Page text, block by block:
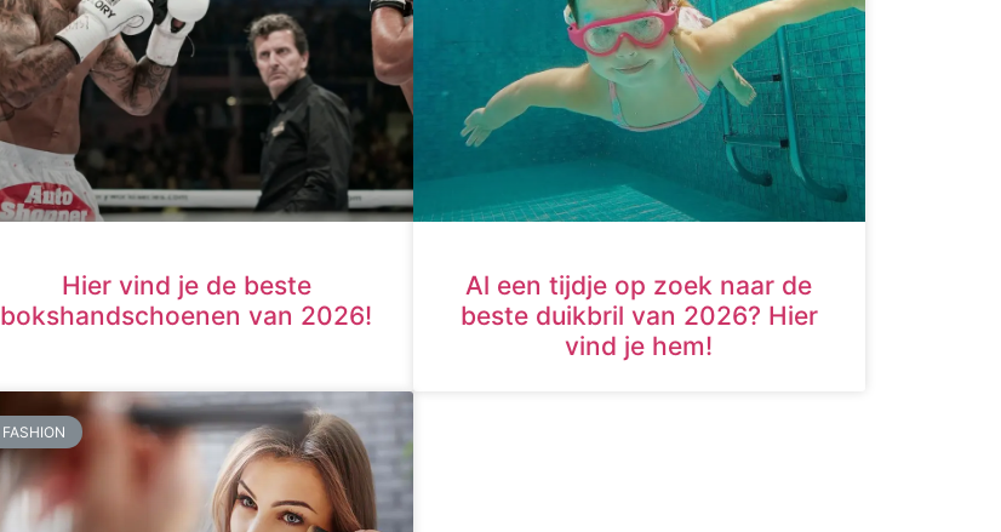
Hier vind je de beste
bokshandschoenen van 2026!
Al een tijdje op zoek naar de
beste duikbril van 2026? Hier
vind je hem!
FASHION